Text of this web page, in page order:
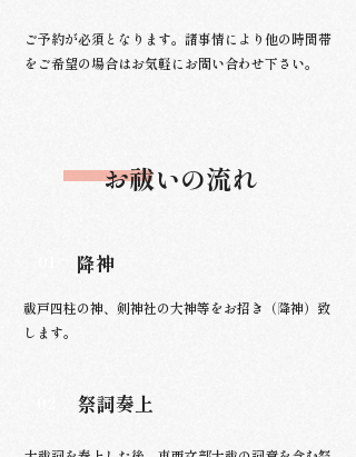
ご予約が必須となります。諸事情により他の時間帯
をご希望の場合はお気軽にお問い合わせ下さい。
お祓いの流れ
降神
祓戸四柱の神、剣神社の大神等をお招き（降神）致
します。
祭詞奏上